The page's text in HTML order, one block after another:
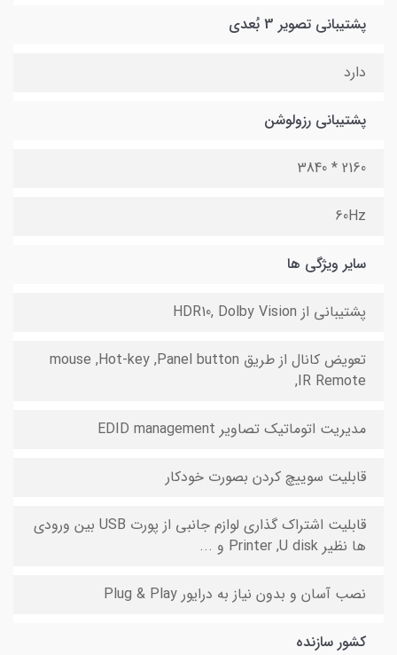
پشتیبانی تصویر 3 بُعدی
دارد
پشتیبانی رزولوشن
2160 * 3840
60Hz
سایر ویژگی ها
پشتیبانی از HDR10, Dolby Vision
تعویض کانال از طریق mouse ,Hot-key ,Panel button
,IR Remote
مدیریت اتوماتیک تصاویر EDID management
قابلیت سوییچ کردن بصورت خودکار
قابلیت اشتراک گذاری لوازم جانبی از پورت USB بین ورودی
ها نظیر Printer ,U disk و ...
نصب آسان و بدون نیاز به درایور Plug & Play
کشور سازنده